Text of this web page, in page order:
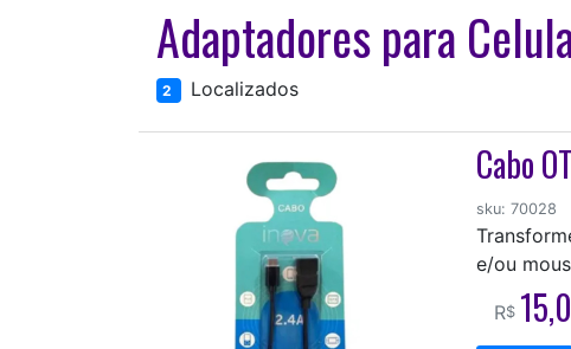
Adaptadores para
2 Localizados
Cabo
sku: 70028
e/ou
R$